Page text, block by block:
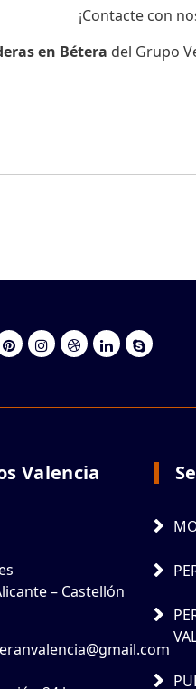
¡Contacte con
en Bétera del Grupo
Valencia
– Castellón